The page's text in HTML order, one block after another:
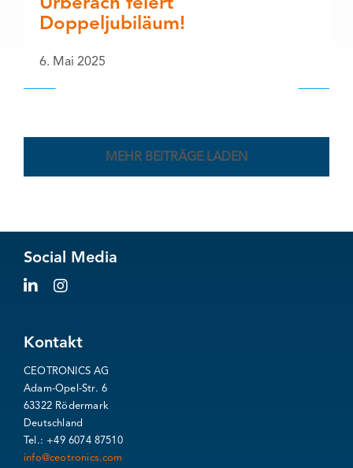
Urberach feiert
Doppeljubiläum!
6. Mai 2025
MEHR BEITRÄGE LADEN
Social Media
Kontakt
CEOTRONICS AG
Adam-Opel-Str. 6
63322 Rödermark
Deutschland
Tel.: +49 6074 87510
info@ceotronics.com